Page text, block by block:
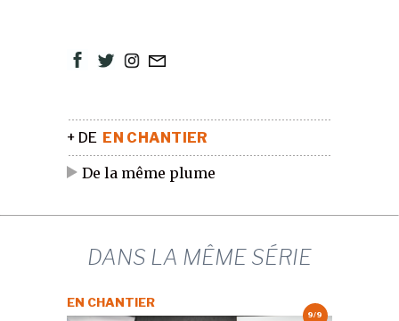
+ DE EN CHANTIER
De la même plume
DANS LA MÊME SÉRIE
9/9
EN CHANTIER